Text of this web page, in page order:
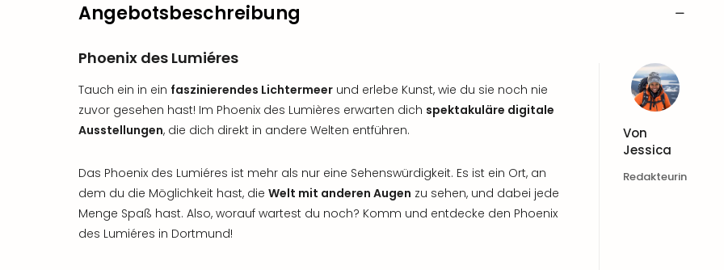
Angebotsbeschreibung
Phoenix des Lumiéres
Tauch ein in ein faszinierendes Lichtermeer und erlebe Kunst, wie du sie noch nie
zuvor gesehen hast! Im Phoenix des Lumières erwarten dich spektakuläre digitale
Ausstellungen, die dich direkt in andere Welten entführen.
Das Phoenix des Lumiéres ist mehr als nur eine Sehenswürdigkeit. Es ist ein Ort, an
dem du die Möglichkeit hast, die Welt mit anderen Augen zu sehen, und dabei jede
Menge Spaß hast. Also, worauf wartest du noch? Komm und entdecke den Phoenix
des Lumiéres in Dortmund!
Von
Jessica
Redakteurin